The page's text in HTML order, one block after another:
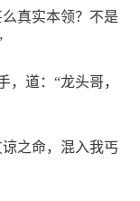
真实本领？不是
道：“龙头哥，
之命，混入我丐